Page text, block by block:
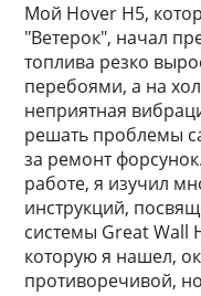
Мой Hover H5,
"Ветерок", начал
топлива резко
перебоями, а на
неприятная
решать проблемы
за ремонт
работе, я изучил
инструкций,
системы Great Wall
которую я нашел,
противоречивой,